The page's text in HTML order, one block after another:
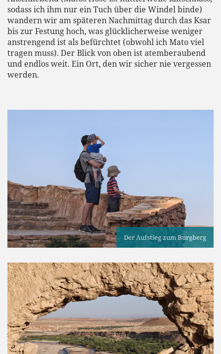
sodass ich ihm nur ein Tuch über die Windel binde)
wandern wir am späteren Nachmittag durch das Ksar
bis zur Festung hoch, was glücklicherweise weniger
anstrengend ist als befürchtet (obwohl ich Mato viel
tragen muss). Der Blick von oben ist atemberaubend
und endlos weit. Ein Ort, den wir sicher nie vergessen
werden.
Der Aufstieg zum Burgberg